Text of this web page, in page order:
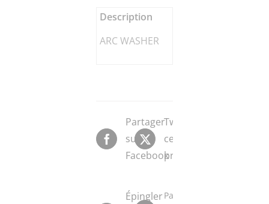
Description
ARC WASHER
Partager
sur
Facebook
Tweeter
ce
produit
Épingler Partager